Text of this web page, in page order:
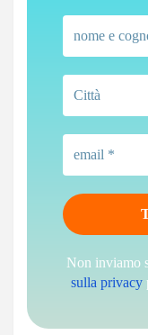
Non inviamo
sulla privacy